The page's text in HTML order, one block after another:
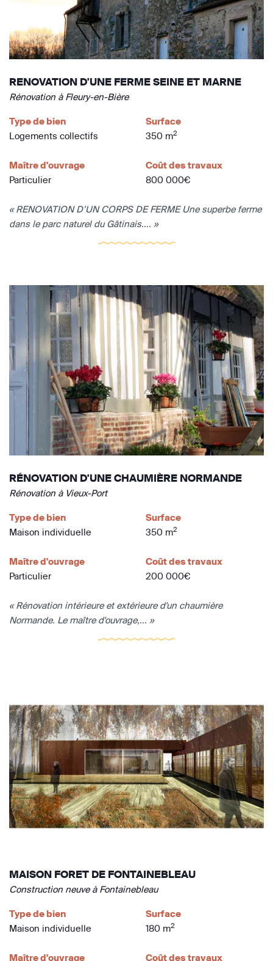
RENOVATION D'UNE FERME SEINE ET MARNE
Rénovation à Fleury-en-Bière
Type de bien
Logements collectifs
Surface
350 m2
Maître d'ouvrage
Particulier
Coût des travaux
800 000€
« RENOVATION D’UN CORPS DE FERME Une superbe ferme
dans le parc naturel du Gâtinais.... »
RÉNOVATION D'UNE CHAUMIÈRE NORMANDE
Rénovation à Vieux-Port
Type de bien
Maison individuelle
Surface
350 m2
Maître d'ouvrage
Particulier
Coût des travaux
200 000€
« Rénovation intérieure et extérieure d'un chaumière
Normande. Le maître d'ouvrage,... »
MAISON FORET DE FONTAINEBLEAU
Construction neuve à Fontainebleau
Type de bien
Maison individuelle
Surface
180 m2
Maître d'ouvrage Coût des travaux